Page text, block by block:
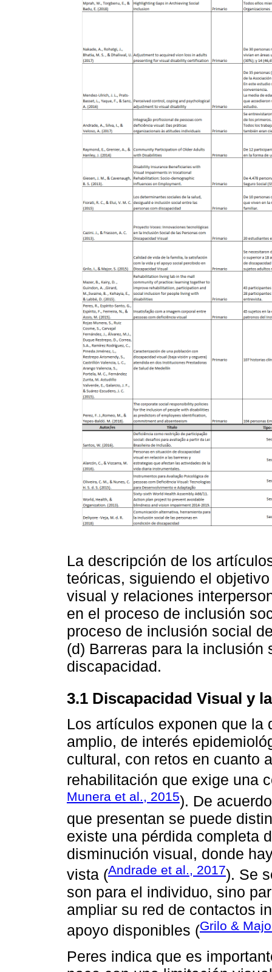
La descripción de los
teóricas, siguiendo el
visual y relaciones
en el proceso de inclusión
proceso de inclusión social
(d) Barreras para la
discapacidad.
3.1 Discapacidad Visual y
Los artículos exponen que la
amplio, de interés
cultural, con retos en cuanto
rehabilitación que exige una
Munera et al., 2015). De
que presentan se puede
existe una pérdida completa
disminución visual, donde
vista (Andrade et al., 2017). Se
son para el individuo, sino
ampliar su red de contactos
apoyo disponibles (Grilo &
Peres indica que es